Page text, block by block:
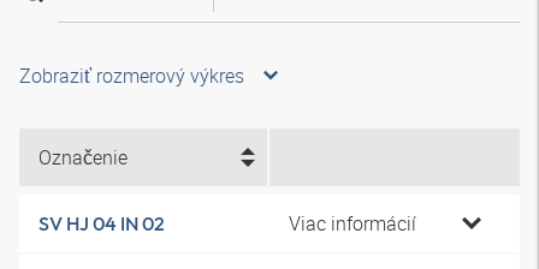
Zobraziť rozmerový výkres
Označenie
SV HJ 04 IN 02 Viac informácií